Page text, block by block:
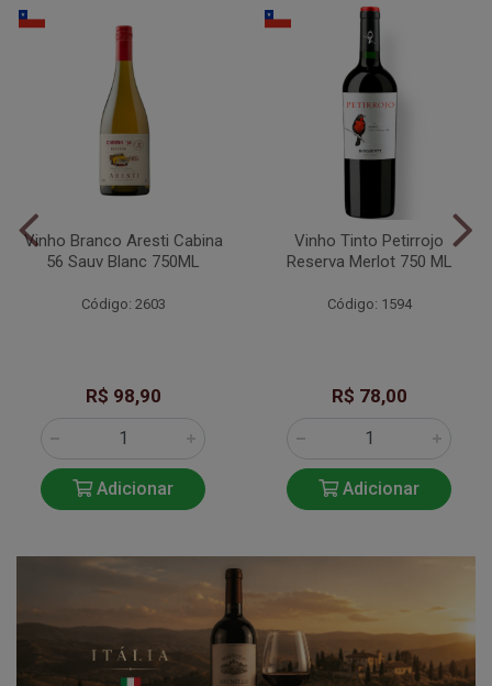
Vinho Branco Aresti Cabina
56 Sauv Blanc 750ML
Código: 2603
R$ 98,90
Adicionar
Vinho Tinto Petirrojo
Reserva Merlot 750 ML
Código: 1594
R$ 78,00
Adicionar